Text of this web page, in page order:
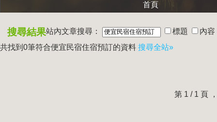
首頁
搜尋結果站內文章搜尋： 標題
內容
共找到0筆符合便宜民宿住宿預訂的資料 搜尋全站»
第 1 / 1